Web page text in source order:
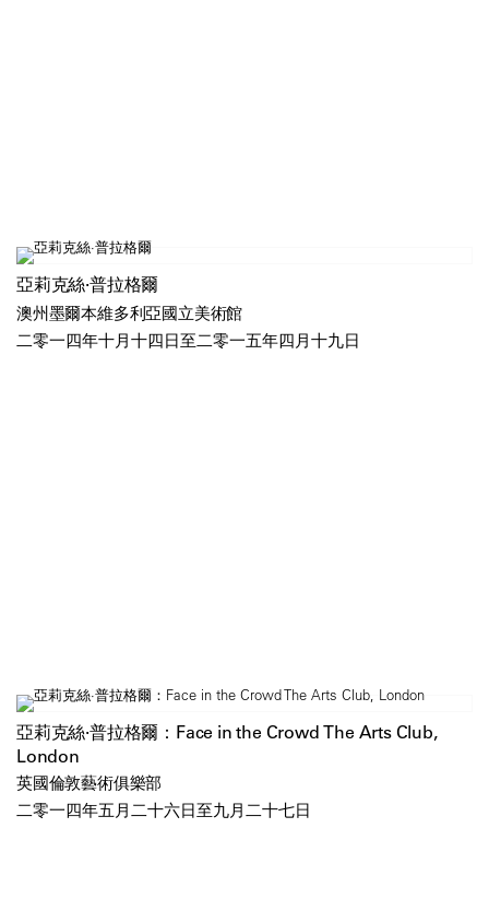
亞莉克絲·普拉格爾
澳州墨爾本維多利亞國立美術館
二零一四年十月十四日至二零一五年四月十九日
亞莉克絲·普拉格爾：Face in the Crowd The Arts Club,
London
英國倫敦藝術俱樂部
二零一四年五月二十六日至九月二十七日